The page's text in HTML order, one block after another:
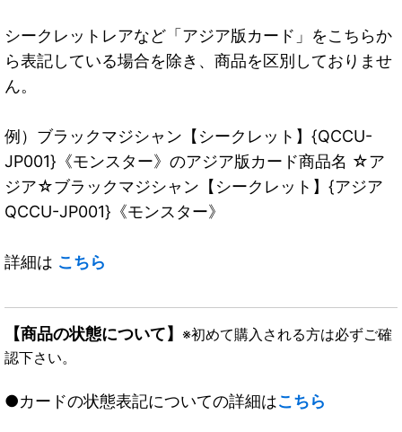
シークレットレアなど「アジア版カード」をこちらか
ら表記している場合を除き、商品を区別しておりませ
ん。
例）ブラックマジシャン【シークレット】{QCCU-
JP001}《モンスター》のアジア版カード商品名 ☆ア
ジア☆ブラックマジシャン【シークレット】{アジア
QCCU-JP001}《モンスター》
詳細は こちら
【商品の状態について】 ※初めて購入される方は必ずご確
認下さい。
●カードの状態表記についての詳細はこちら